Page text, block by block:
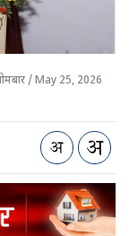
/ May 25, 2026